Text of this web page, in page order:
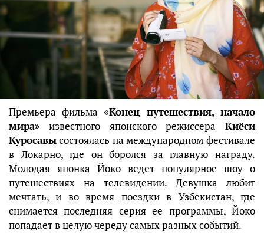
Премьера фильма«Конец путешествия, начало
мира» известного японского режиссера Киёси
Куросавысостоялась на международном фестивале
в Локарно, где он боролся за главную награду.
Молодая японка Йоко ведет популярное шоу о
путешествиях на телевидении. Девушка любит
мечтать, и во время поездки в Узбекистан, где
снимается последняя серия ее программы, Йоко
попадает в целую череду самых разных событий.